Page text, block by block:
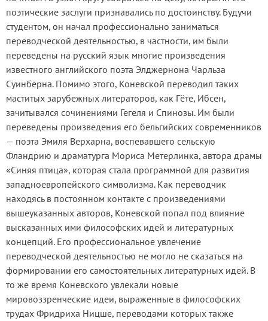
поэтические заслуги признавались по достоинству. Будучи
студентом, он начал профессионально заниматься
переводческой деятельностью, в частности, им были
переведены на русский язык многие произведения
известного английского поэта Элджернона Чарльза
Суинбёрна. Помимо этого, Коневской переводил таких
маститых зарубежных литераторов, как Гёте, Ибсен,
зачитывался сочинениями Гегеля и Спинозы. Им были
переведены произведения его бельгийских современников
— поэта Эмиля Верхарна, воспевавшего сельскую
Фландрию и драматурга Мориса Метерлинка, автора драмы
«Синяя птица», которая стала программной для развития
западноевропейского символизма. Как переводчик
находясь в постоянном контакте с произведениями
вышеуказанных авторов, Коневской попал под влияние
высказанных ими философских идей и литературных
концепций. Его профессиональное увлечение
переводческой деятельностью не могло не сказаться на
формировании его самостоятельных литературных идей. В
то же время Коневского увлекали новые
мировоззренческие идеи, выраженные в философских
трудах Фридриха Ницше, переводами которых также